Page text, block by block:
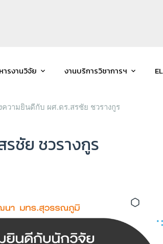
ารงานวิจัย งานบริการวิชาการฯ
วามยินดีกับ ผศ.ดร.สรชัย ชวรางกูร
ชัย ชวรางกูร